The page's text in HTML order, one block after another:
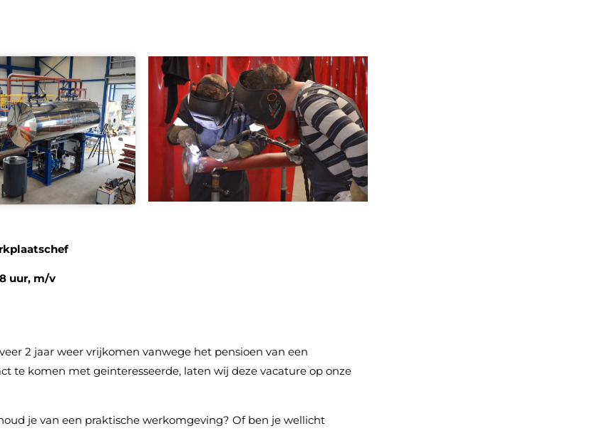
uur, m/v
2 jaar weer vrijkomen vanwege het pensioen van een
te komen met geinteresseerde, laten wij deze vacature op onze
je van een praktische werkomgeving? Of ben je wellicht